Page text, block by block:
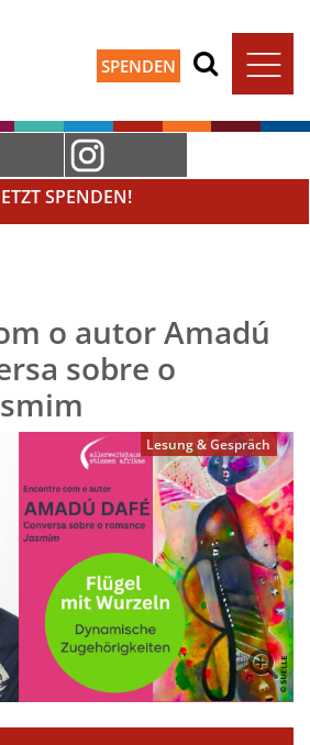
SPENDEN
SPENDEN!
o autor Amadú
sobre o
Lesung & Gespräch